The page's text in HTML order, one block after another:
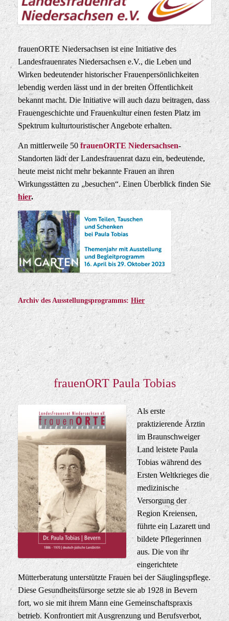
frauenORTE Niedersachsen ist eine Initiative des
Landesfrauenrates Niedersachsen e.V., die Leben und
Wirken bedeutender historischer Frauenpersönlichkeiten
lebendig werden lässt und in der breiten Öffentlichkeit
bekannt macht. Die Initiative will auch dazu beitragen, dass
Frauengeschichte und Frauenkultur einen festen Platz im
Spektrum kulturtouristischer Angebote erhalten.
An mittlerweile 50 frauenORTE Niedersachsen-
Standorten lädt der Landesfrauenrat dazu ein, bedeutende,
heute meist nicht mehr bekannte Frauen an ihren
Wirkungsstätten zu „besuchen“. Einen Überblick finden Sie
hier.
Archiv des Ausstellungsprogramms:Hier
frauenORT Paula Tobias
Als erste
praktizierende Ärztin
im Braunschweiger
Land leistete Paula
Tobias während des
Ersten Weltkrieges die
medizinische
Versorgung der
Region Kreiensen,
führte ein Lazarett und
bildete Pflegerinnen
aus. Die von ihr
eingerichtete
Mütterberatung unterstützte Frauen bei der Säuglingspflege.
Diese Gesundheitsfürsorge setzte sie ab 1928 in Bevern
fort, wo sie mit ihrem Mann eine Gemeinschaftspraxis
betrieb. Konfrontiert mit Ausgrenzung und Berufsverbot,